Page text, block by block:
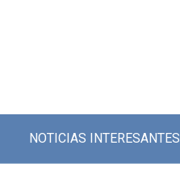
NOTICIAS INTERESANTES